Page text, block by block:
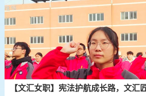
【文汇女职】宪法护航成长路，文